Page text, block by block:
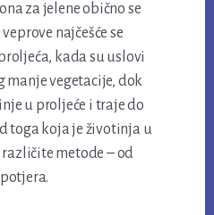
za jelene obično se
najčešće se
kada su uslovi
vegetacije, dok
u proljeće i traje do
toga koja je životinja u
metode – od